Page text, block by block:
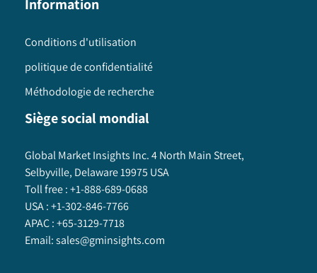
Information
Conditions d'utilisation
politique de confidentialité
Méthodologie de recherche
Siège social mondial
Global Market Insights Inc. 4 North Main Street,
Selbyville, Delaware 19975 USA
Toll free :+1-888-689-0688
USA :+1-302-846-7766
APAC :+65-3129-7718
Email:sales@gminsights.com